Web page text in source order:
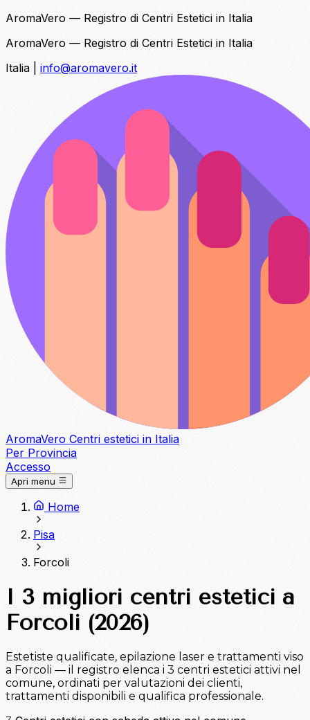
AromaVero — Registro di Centri Estetici in Italia
AromaVero — Registro di Centri Estetici in Italia
Italia
info@aromavero.it
AromaVero Centri estetici in Italia
Per Provincia
Accesso
Apri menu
Home
Pisa
Forcoli
I 3 migliori centri estetici a
Forcoli (2026)
Estetiste qualificate, epilazione laser e trattamenti viso
a Forcoli — il registro elenca i 3 centri estetici attivi nel
comune, ordinati per valutazioni dei clienti,
trattamenti disponibili e qualifica professionale.